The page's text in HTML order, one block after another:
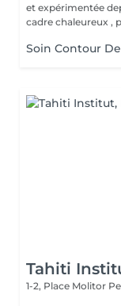
et expérimentée
cadre chaleureux ,
Soin Contour
Tahiti
1-2, Place Molitor